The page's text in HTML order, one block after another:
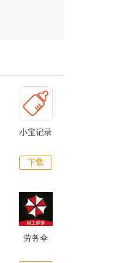
小宝记录
下载
劳务伞